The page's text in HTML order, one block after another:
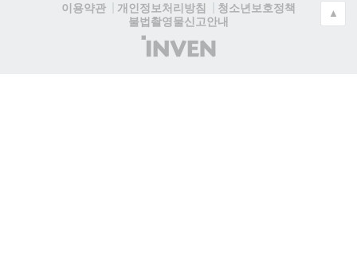
이용약관
개인정보처리방침
청소년보호정책
불법촬영물신고안내
(주)
인
▲